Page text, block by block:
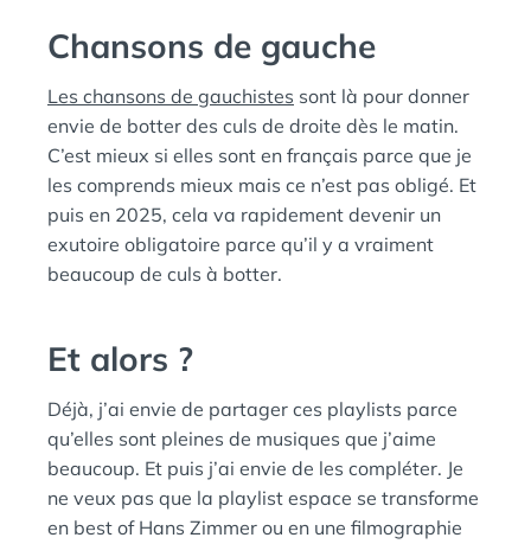
Chansons de gauche
Les chansons de gauchistes sont là pour donner
envie de botter des culs de droite dès le matin.
C’est mieux si elles sont en français parce que je
les comprends mieux mais ce n’est pas obligé. Et
puis en 2025, cela va rapidement devenir un
exutoire obligatoire parce qu’il y a vraiment
beaucoup de culs à botter.
Et alors ?
Déjà, j’ai envie de partager ces playlists parce
qu’elles sont pleines de musiques que j’aime
beaucoup. Et puis j’ai envie de les compléter. Je
ne veux pas que la playlist espace se transforme
en best of Hans Zimmer ou en une filmographie